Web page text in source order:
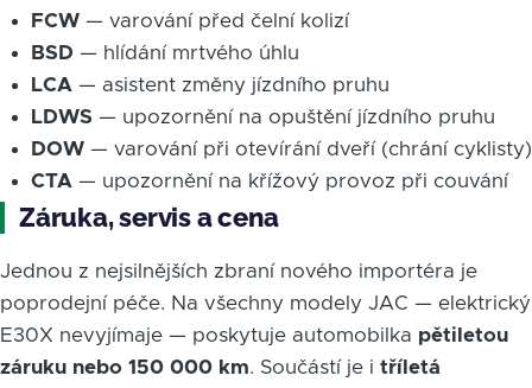
FCW— varování před čelní kolizí
BSD — hlídání mrtvého úhlu
LCA — asistent změny jízdního pruhu
LDWS — upozornění na opuštění jízdního pruhu
DOW— varování při otevírání dveří (chrání cyklisty)
CTA — upozornění na křížový provoz při couvání
Záruka, servis a cena
Jednou z nejsilnějších zbraní nového importéra je
poprodejní péče. Na všechny modely JAC — elektrický
E30X nevyjímaje — poskytuje automobilka pětiletou
záruku nebo 150 000 km. Součástí je i tříletá